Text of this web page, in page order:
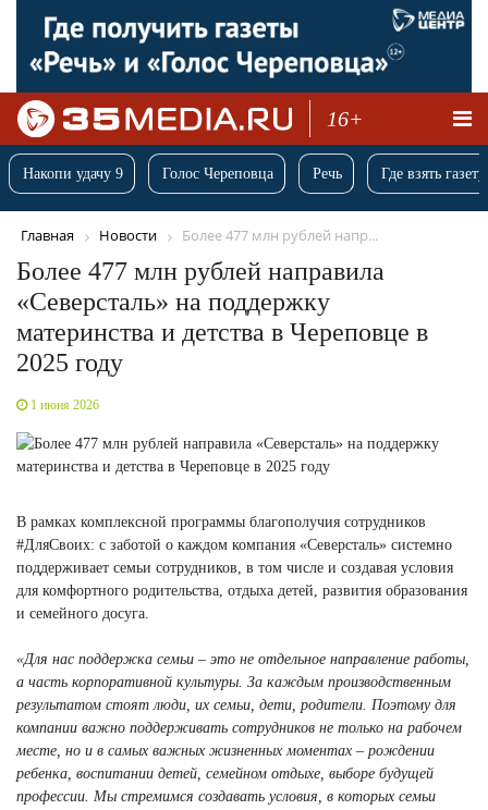
16+
Накопи удачу 9 Голос Череповца Речь Где взять
Главная Новости Более 477 млн рублей напр...
Более 477 млн рублей направила
«Северсталь» на поддержку
материнства и детства в Череповце в
2025 году
1 июня 2026
В рамках комплексной программы благополучия сотрудников
#ДляСвоих: с заботой о каждом компания «Северсталь» системно
поддерживает семьи сотрудников, в том числе и создавая условия
для комфортного родительства, отдыха детей, развития образования
и семейного досуга.
«Для нас поддержка семьи – это не отдельное направление работы,
а часть корпоративной культуры. За каждым производственным
результатом стоят люди, их семьи, дети, родители. Поэтому для
компании важно поддерживать сотрудников не только на рабочем
месте, но и в самых важных жизненных моментах – рождении
ребенка, воспитании детей, семейном отдыхе, выборе будущей
профессии. Мы стремимся создавать условия, в которых семьи